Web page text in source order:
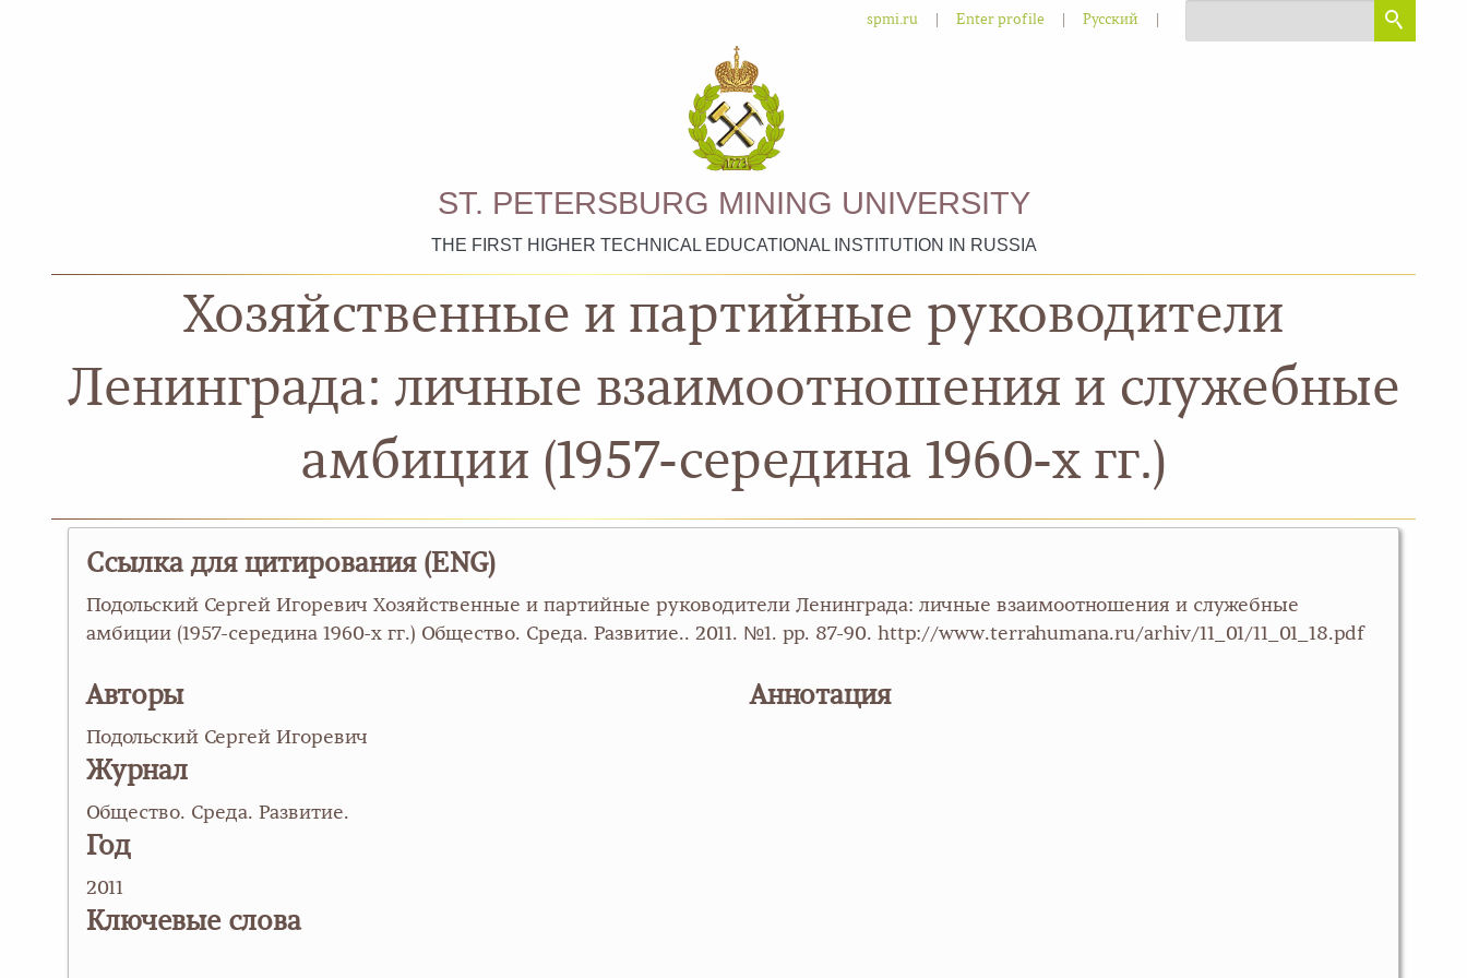
spmi.ru Enter profile Русский
ST. PETERSBURG MINING UNIVERSITY
THE FIRST HIGHER TECHNICAL EDUCATIONAL INSTITUTION IN RUSSIA
Хозяйственные и партийные руководители
Ленинграда: личные взаимоотношения и служебные
амбиции (1957-середина 1960-х гг.)
Ссылка для цитирования (ENG)
Подольский Сергей Игоревич Хозяйственные и партийные руководители Ленинграда: личные взаимоотношения и служебные
амбиции (1957-середина 1960-х гг.) Общество. Среда. Развитие.. 2011. №1. pp. 87-90. http://www.terrahumana.ru/arhiv/11_01/11_01_18.pdf
Авторы
Подольский Сергей Игоревич
Журнал
Общество. Среда. Развитие.
Год
2011
Ключевые слова
Аннотация